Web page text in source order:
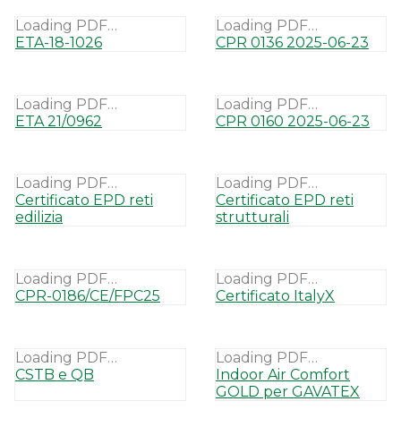
Loading PDF…
ETA-18-1026
Loading PDF…
CPR 0136 2025-06-23
Loading PDF…
ETA 21/0962
Loading PDF…
CPR 0160 2025-06-23
Loading PDF…
Certificato EPD reti
edilizia
Loading PDF…
Certificato EPD reti
strutturali
Loading PDF…
CPR-0186/CE/FPC25
Loading PDF…
Certificato ItalyX
Loading PDF…
CSTB e QB
Loading PDF…
Indoor Air Comfort
GOLD per GAVATEX